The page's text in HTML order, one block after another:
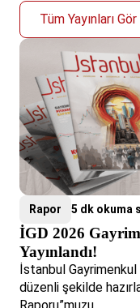
Tüm Yayınları Gör
Rapor 5 dk okuma
İGD 2026
Yayınlandı!
İstanbul
düzenli şekilde